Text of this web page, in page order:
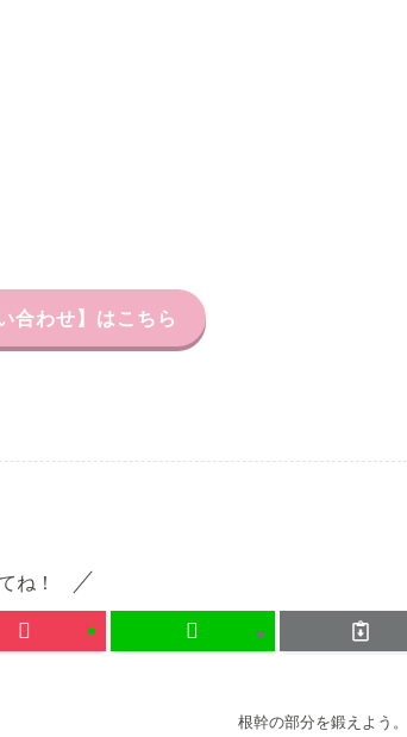
合わせ】はこちら
ね！
根幹の部分を鍛えよう。